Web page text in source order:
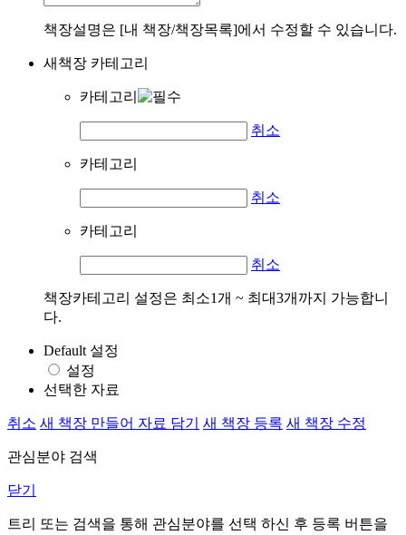
책장설명은 [내 책장/책장목록]에서 수정할 수 있습니다.
새책장 카테고리
카테고리
취소
카테고리
취소
카테고리
취소
책장카테고리 설정은 최소1개 ~ 최대3개까지 가능합니
다.
Default 설정
설정
선택한 자료
취소 새 책장 만들어 자료 담기 새 책장 등록 새 책장 수정
관심분야 검색
닫기
트리 또는 검색을 통해 관심분야를 선택 하신 후 등록 버튼을